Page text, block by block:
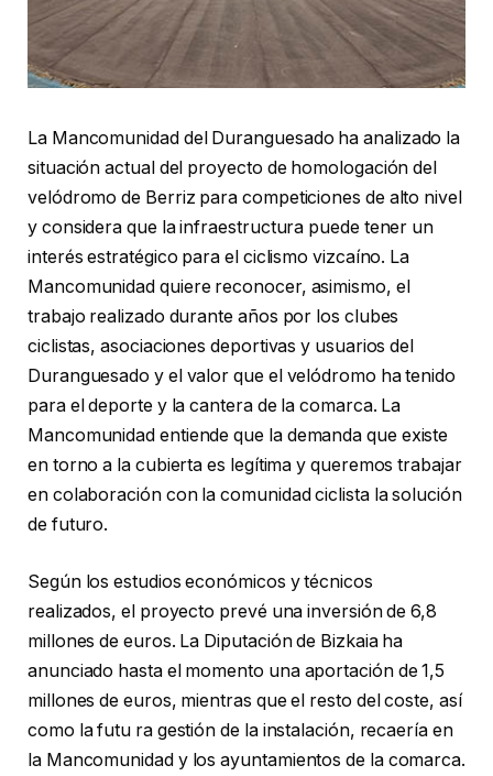
La Mancomunidad del Duranguesado ha analizado la
situación actual del proyecto de homologación del
velódromo de Berriz para competiciones de alto nivel
y considera que la infraestructura puede tener un
interés estratégico para el ciclismo vizcaíno. La
Mancomunidad quiere reconocer, asimismo, el
trabajo realizado durante años por los clubes
ciclistas, asociaciones deportivas y usuarios del
Duranguesado y el valor que el velódromo ha tenido
para el deporte y la cantera de la comarca. La
Mancomunidad entiende que la demanda que existe
en torno a la cubierta es legítima y queremos trabajar
en colaboración con la comunidad ciclista la solución
de futuro.
Según los estudios económicos y técnicos
realizados, el proyecto prevé una inversión de 6,8
millones de euros. La Diputación de Bizkaia ha
anunciado hasta el momento una aportación de 1,5
millones de euros, mientras que el resto del coste, así
como la futu ra gestión de la instalación, recaería en
la Mancomunidad y los ayuntamientos de la comarca.